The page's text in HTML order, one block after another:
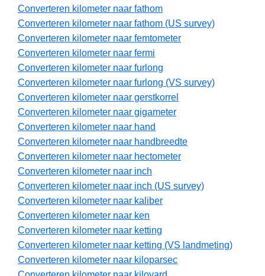
Converteren kilometer naar fathom
Converteren kilometer naar fathom (US survey)
Converteren kilometer naar femtometer
Converteren kilometer naar fermi
Converteren kilometer naar furlong
Converteren kilometer naar furlong (VS survey)
Converteren kilometer naar gerstkorrel
Converteren kilometer naar gigameter
Converteren kilometer naar hand
Converteren kilometer naar handbreedte
Converteren kilometer naar hectometer
Converteren kilometer naar inch
Converteren kilometer naar inch (US survey)
Converteren kilometer naar kaliber
Converteren kilometer naar ken
Converteren kilometer naar ketting
Converteren kilometer naar ketting (VS landmeting)
Converteren kilometer naar kiloparsec